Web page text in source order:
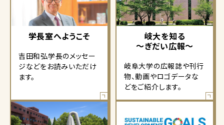
学長室へようこそ
吉田和弘学長のメッセー
ジなどをお読みいただけ
ます。
岐大を知る
～ぎだい広報～
岐阜大学の広報誌や刊行
物、動画やロゴデータな
どをご紹介します。